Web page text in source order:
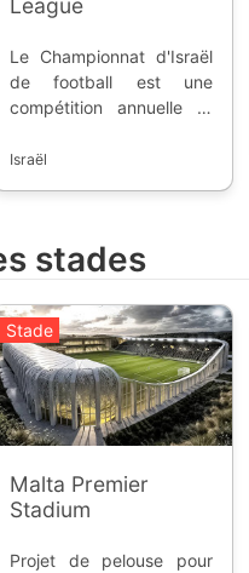
League
Le Championnat d'Israël
de football est une
compétition annuelle et
accueillant l'élite du
saison régulière peuvent
prendre les places
européennes, alors que
les dernières descendent
en deuxième division. Le
championnat est dominé
par Maccabi Haifa avec 7
titres de champions.
Israël
stades
Stade
Malta Premier
Stadium
Projet de pelouse pour